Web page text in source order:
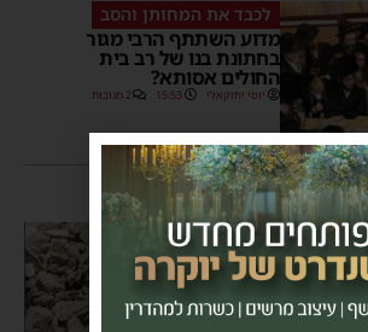
לכבד את המחותן והסב
מדוע השתתף הרבי מגור
בחתונת בנו של רב בית
החולים אסותא?
יוסי יחזקאלי 15:53 2 תגובות